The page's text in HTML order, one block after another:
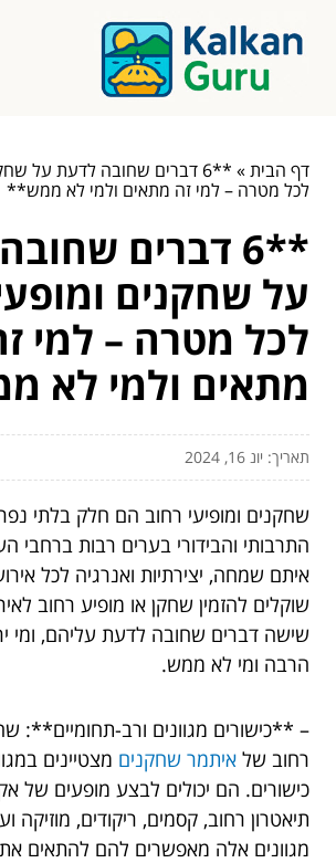
דף הבית»
**6 דברים שחובה לדעת על
לכל מטרה – למי זה מתאים ולמי לא ממש**
**6 דברים
על שחקנים
לכל מטרה – למי
מתאים ולמי לא
תאריך: יונ 16, 2024
שחקנים ומופיעי רחוב הם חלק בלתי
התרבותי והבידורי בערים רבות ברחבי
איתם שמחה, יצירתיות ואנרגיה לכל
שוקלים להזמין שחקן או מופיע רחוב
שישה דברים שחובה לדעת עליהם, ומי
הרבה ומי לא ממש.
– **כישורים מגוונים ורב-תחומיים**:
רחוב של איתמר שחקנים מצטיינים
כישורים. הם יכולים לבצע מופעים של
תיאטרון רחוב, קסמים, ריקודים, מוזיקה
מגוונים אלה מאפשרים להם להתאים